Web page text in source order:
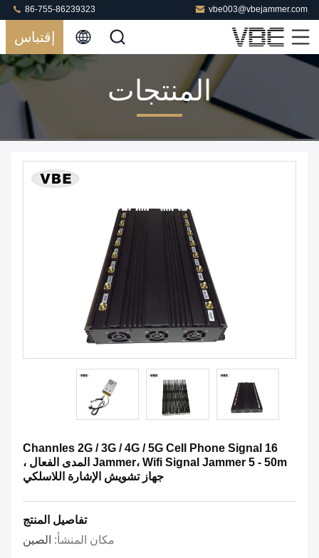
vbe003@vbejammer.com
86-755-86239323
إقتباس
المنتجات
16 Channles 2G / 3G / 4G / 5G Cell Phone Signal
Jammer، Wifi Signal Jammer 5 - 50m المدى الفعال ،
جهاز تشويش الإشارة اللاسلكي
تفاصيل المنتج
مكان المنشأ: الصين